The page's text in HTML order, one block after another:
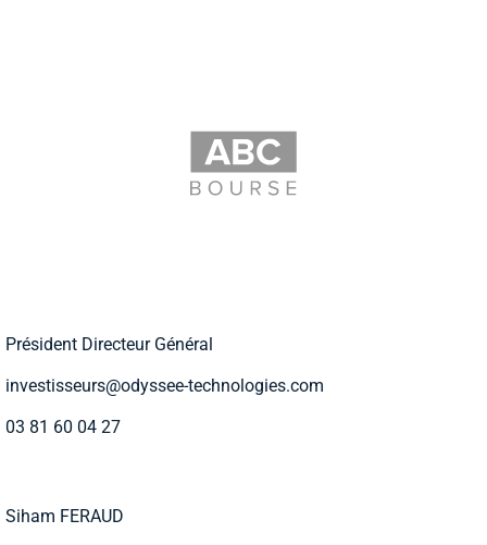
Président Directeur Général
investisseurs@odyssee-technologies.com
03 81 60 04 27
Siham FERAUD